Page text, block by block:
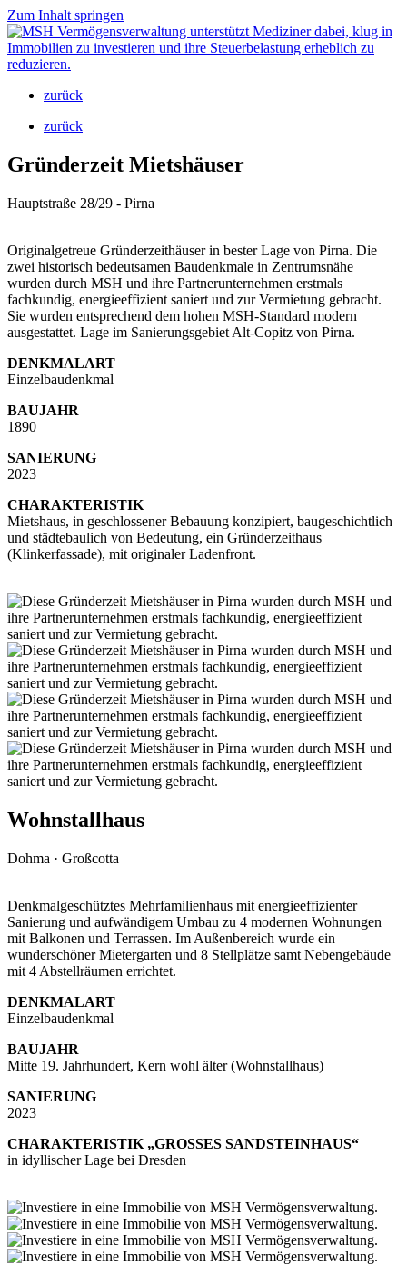
Zum Inhalt springen
zurück
zurück
Gründerzeit Mietshäuser
Hauptstraße 28/29 - Pirna
Originalgetreue Gründerzeithäuser in bester Lage von Pirna. Die
zwei historisch bedeutsamen Baudenkmale in Zentrumsnähe
wurden durch MSH und ihre Partnerunternehmen erstmals
fachkundig, energieeffizient saniert und zur Vermietung gebracht.
Sie wurden entsprechend dem hohen MSH-Standard modern
ausgestattet. Lage im Sanierungsgebiet Alt-Copitz von Pirna.
DENKMALART
Einzelbaudenkmal
BAUJAHR
1890
SANIERUNG
2023
CHARAKTERISTIK
Mietshaus, in geschlossener Bebauung konzipiert, baugeschichtlich
und städtebaulich von Bedeutung, ein Gründerzeithaus
(Klinkerfassade), mit originaler Ladenfront.
Wohnstallhaus
Dohma · Großcotta
Denkmalgeschütztes Mehrfamilienhaus mit energieeffizienter
Sanierung und aufwändigem Umbau zu 4 modernen Wohnungen
mit Balkonen und Terrassen. Im Außenbereich wurde ein
wunderschöner Mietergarten und 8 Stellplätze samt Nebengebäude
mit 4 Abstellräumen errichtet.
DENKMALART
Einzelbaudenkmal
BAUJAHR
Mitte 19. Jahrhundert, Kern wohl älter (Wohnstallhaus)
SANIERUNG
2023
CHARAKTERISTIK „GROSSES SANDSTEINHAUS“
in idyllischer Lage bei Dresden